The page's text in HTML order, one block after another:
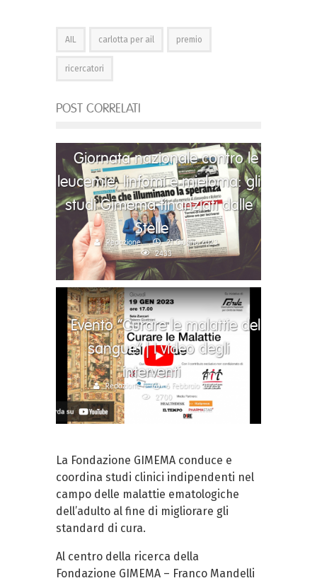
AIL carlotta per ail premio
ricercatori
POST CORRELATI
Giornata nazionale contro le
leucemie, linfomi e mieloma: gli
studi Gimema finanziati dalle
Stelle
Redazione
21 Giugno 2023
2433
Evento “Curare le malattie del
sangue” | I video degli
interventi
Redazione
6 Febbraio 2023
2700
La Fondazione GIMEMA conduce e
coordina studi clinici indipendenti nel
campo delle malattie ematologiche
dell’adulto al fine di migliorare gli
standard di cura.
Al centro della ricerca della
Fondazione GIMEMA – Franco Mandelli